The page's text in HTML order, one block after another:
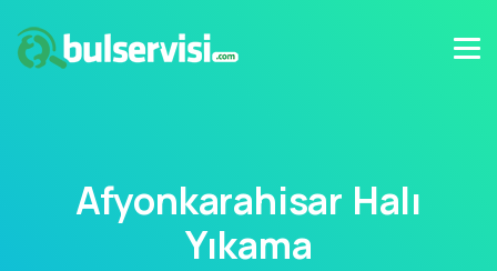
Afyonkarahisar Halı
Yıkama